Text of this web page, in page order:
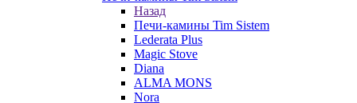
Назад
Печи-камины Tim Sistem
Lederata Plus
Magic Stove
Diana
ALMA MONS
Nora